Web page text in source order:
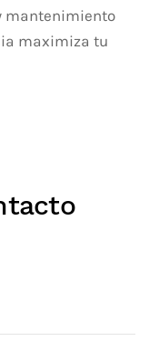
mantenimiento
maximiza tu